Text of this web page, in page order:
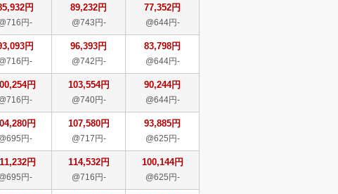
円
円-
89,232円
@743円-
77,352円
@644円-
円
円-
96,393円
@742円-
83,798円
@644円-
円
円-
103,554円
@740円-
90,244円
@644円-
円
円-
107,580円
@717円-
93,885円
@625円-
円
円-
114,532円
@716円-
100,144円
@625円-